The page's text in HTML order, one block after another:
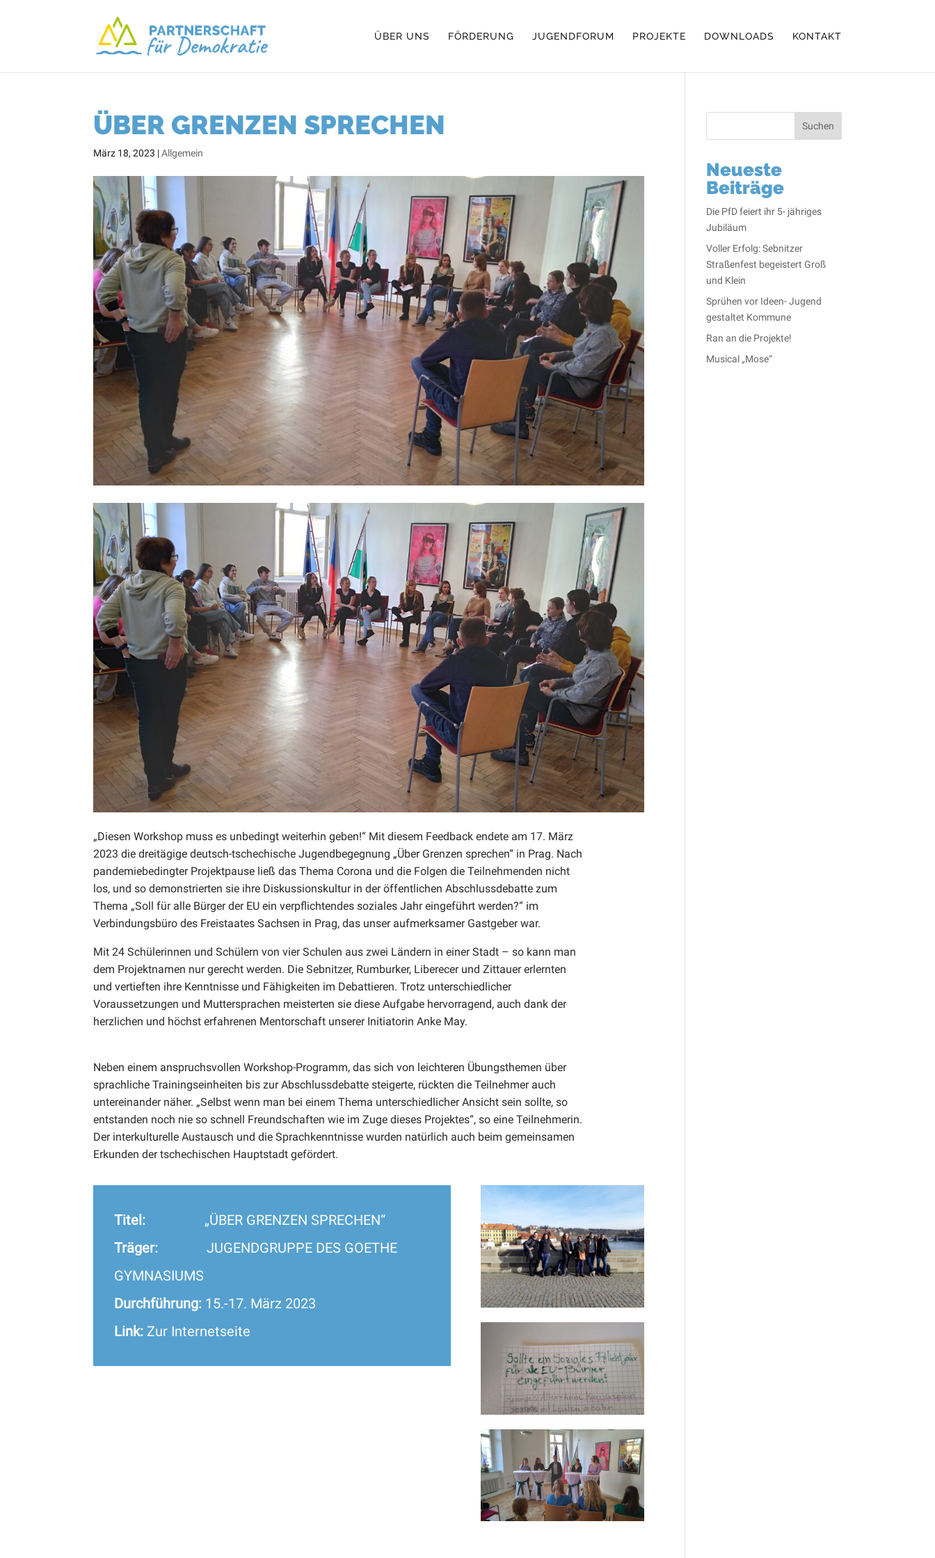
ÜBER UNS FÖRDERUNG JUGENDFORUM PROJEKTE DOWNLOADS KONTAKT
ÜBER GRENZEN SPRECHEN
März 18, 2023 |Allgemein
„Diesen Workshop muss es unbedingt weiterhin geben!“ Mit diesem Feedback endete am 17. März
2023 die dreitägige deutsch-tschechische Jugendbegegnung „Über Grenzen sprechen“ in Prag. Nach
pandemiebedingter Projektpause ließ das Thema Corona und die Folgen die Teilnehmenden nicht
los, und so demonstrierten sie ihre Diskussionskultur in der öffentlichen Abschlussdebatte zum
Thema „Soll für alle Bürger der EU ein verpflichtendes soziales Jahr eingeführt werden?“ im
Verbindungsbüro des Freistaates Sachsen in Prag, das unser aufmerksamer Gastgeber war.
Mit 24 Schülerinnen und Schülern von vier Schulen aus zwei Ländern in einer Stadt – so kann man
dem Projektnamen nur gerecht werden. Die Sebnitzer, Rumburker, Liberecer und Zittauer erlernten
und vertieften ihre Kenntnisse und Fähigkeiten im Debattieren. Trotz unterschiedlicher
Voraussetzungen und Muttersprachen meisterten sie diese Aufgabe hervorragend, auch dank der
herzlichen und höchst erfahrenen Mentorschaft unserer Initiatorin Anke May.
Neben einem anspruchsvollen Workshop-Programm, das sich von leichteren Übungsthemen über
sprachliche Trainingseinheiten bis zur Abschlussdebatte steigerte, rückten die Teilnehmer auch
untereinander näher. „Selbst wenn man bei einem Thema unterschiedlicher Ansicht sein sollte, so
entstanden noch nie so schnell Freundschaften wie im Zuge dieses Projektes“, so eine Teilnehmerin.
Der interkulturelle Austausch und die Sprachkenntnisse wurden natürlich auch beim gemeinsamen
Erkunden der tschechischen Hauptstadt gefördert.
Titel: „ÜBER GRENZEN SPRECHEN“
Träger: JUGENDGRUPPE DES GOETHE
GYMNASIUMS
Durchführung: 15.-17. März 2023
Link: Zur Internetseite
Suchen
Neueste
Beiträge
Die PfD feiert ihr 5- jähriges
Jubiläum
Voller Erfolg: Sebnitzer
Straßenfest begeistert Groß
und Klein
Sprühen vor Ideen- Jugend
gestaltet Kommune
Ran an die Projekte!
Musical „Mose“